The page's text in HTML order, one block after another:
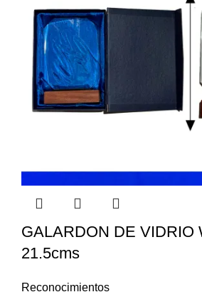
GALARDON DE VIDRIO
21.5cms
Reconocimientos